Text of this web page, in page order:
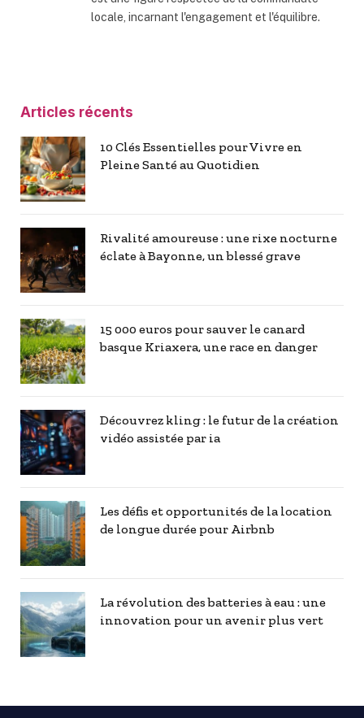
locale, incarnant l'engagement et l'équilibre.
Articles récents
10 Clés Essentielles pour Vivre en
Pleine Santé au Quotidien
Rivalité amoureuse : une rixe nocturne
éclate à Bayonne, un blessé grave
15 000 euros pour sauver le canard
basque Kriaxera, une race en danger
Découvrez kling : le futur de la création
vidéo assistée par ia
Les défis et opportunités de la location
de longue durée pour Airbnb
La révolution des batteries à eau : une
innovation pour un avenir plus vert